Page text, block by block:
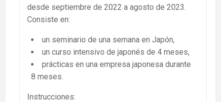
desde septiembre de 2022 a agosto de 2023.
Consiste en:
un seminario de una semana en Japón,
un curso intensivo de japonés de 4 meses,
prácticas en una empresa japonesa durante
8 meses.
Instrucciones: